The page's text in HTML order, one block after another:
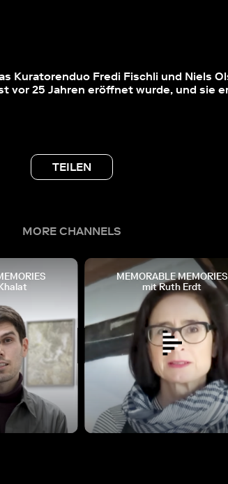
Kuratorenduo Fredi Fischli und Niels
vor 25 Jahren eröffnet wurde, und sie
TEILEN
MORE CHANNELS
MEMORABLE MEMORIES
mit Ruth Erdt